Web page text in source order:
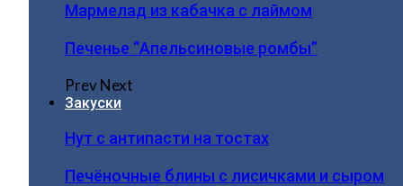
Мармелад из кабачка с лаймом
Печенье “Апельсиновые ромбы”
PrevNext
Закуски
Нут с антипасти на тостах
Печёночные блины с лисичками и сыром